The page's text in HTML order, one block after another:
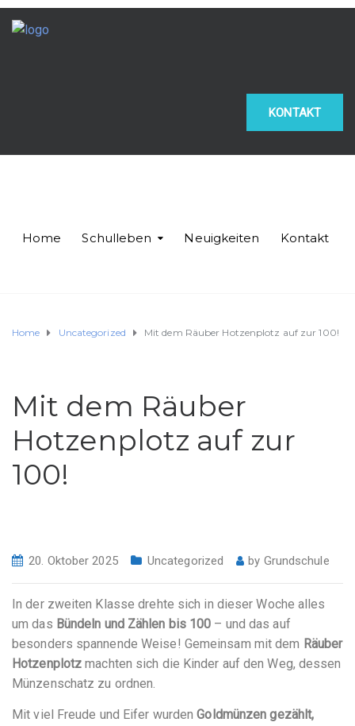
KONTAKT
Home Schulleben Neuigkeiten Kontakt
Home Uncategorized Mit dem Räuber Hotzenplotz auf zur 100!
Mit dem Räuber
Hotzenplotz auf zur
100!
20. Oktober 2025 Uncategorized by Grundschule
In der zweiten Klasse drehte sich in dieser Woche alles
um das Bündeln und Zählen bis 100 – und das auf
besonders spannende Weise! Gemeinsam mit dem Räuber
Hotzenplotz machten sich die Kinder auf den Weg, dessen
Münzenschatz zu ordnen.
Mit viel Freude und Eifer wurdenGoldmünzen gezählt,